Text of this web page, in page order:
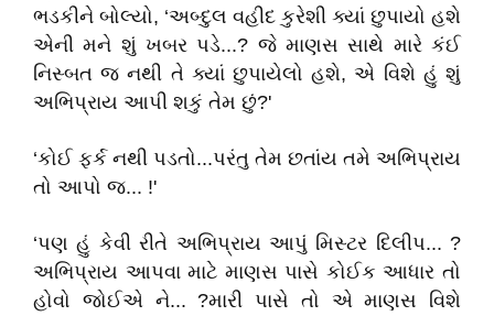
ભડકીને બોલ્યો, ‘અબ્દુલ વહીદ કુરેશી ક્યાં છુપાયો હશે
એની મને શું ખબર પડે...? જે માણસ સાથે મારે કંઈ
નિસ્બત જ નથી તે ક્યાં છુપાયેલો હશે, એ વિશે હું શું
અભિપ્રાય આપી શકું તેમ છું?'
‘કોઈ ફર્ક નથી પડતો...પરંતુ તેમ છતાંય તમે અભિપ્રાય
તો આપો જ... !'
‘પણ હું કેવી રીતે અભિપ્રાય આપું મિસ્ટર દિલીપ... ?
અભિપ્રાય આપવા માટે માણસ પાસે કોઈક આધાર તો
હોવો જોઈએ ને... ?મારી પાસે તો એ માણસ વિશે